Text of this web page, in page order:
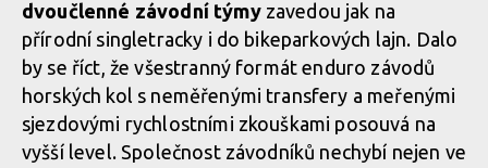
dvoučlenné závodní týmyzavedou jak na
přírodní singletracky i do bikeparkových lajn. Dalo
by se říct, že všestranný formát enduro závodů
horských kol s neměřenými transfery a meřenými
sjezdovými rychlostními zkouškami posouvá na
vyšší level. Společnost závodníků nechybí nejen ve